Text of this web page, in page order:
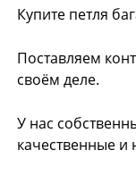
Купите петля
Поставляем
своём деле.
У нас
качественные и